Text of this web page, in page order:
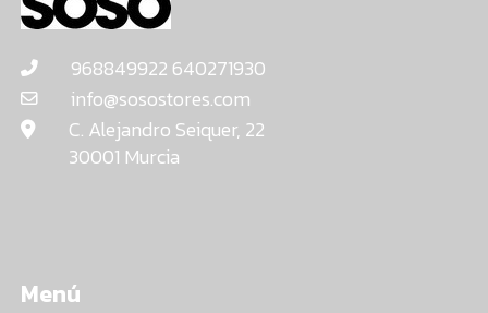
968849922 640271930
info@sosostores.com
C. Alejandro Seiquer, 22
30001 Murcia
Menú